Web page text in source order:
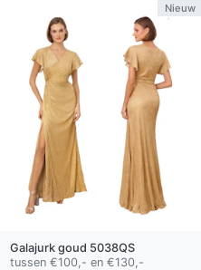
Nieuw
Galajurk goud 5038QS
tussen €100,- en €130,-